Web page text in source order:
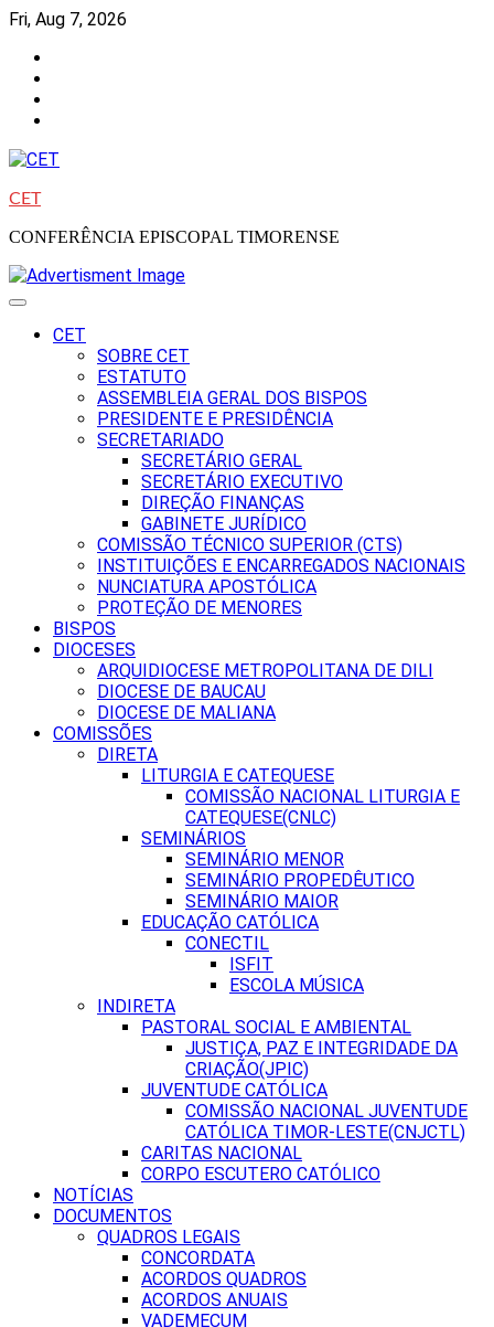
Skip
content
Fri, Aug 7, 2026
CET
CONFERÊNCIA EPISCOPAL TIMORENSE
CET
SOBRE CET
ESTATUTO
ASSEMBLEIA GERAL DOS BISPOS
PRESIDENTE E PRESIDÊNCIA
SECRETARIADO
SECRETÁRIO GERAL
SECRETÁRIO EXECUTIVO
DIREÇÃO FINANÇAS
GABINETE JURÍDICO
COMISSÃO TÉCNICO SUPERIOR (CTS)
INSTITUIÇÕES E ENCARREGADOS NACIONAIS
NUNCIATURA APOSTÓLICA
PROTEÇÃO DE MENORES
BISPOS
DIOCESES
ARQUIDIOCESE METROPOLITANA DE DILI
DIOCESE DE BAUCAU
DIOCESE DE MALIANA
COMISSÕES
DIRETA
LITURGIA E CATEQUESE
COMISSÃO NACIONAL LITURGIA E
CATEQUESE(CNLC)
SEMINÁRIOS
SEMINÁRIO MENOR
SEMINÁRIO PROPEDÊUTICO
SEMINÁRIO MAIOR
EDUCAÇÃO CATÓLICA
CONECTIL
ISFIT
ESCOLA MÚSICA
INDIRETA
PASTORAL SOCIAL E AMBIENTAL
JUSTIÇA, PAZ E INTEGRIDADE DA
CRIAÇÃO(JPIC)
JUVENTUDE CATÓLICA
COMISSÃO NACIONAL JUVENTUDE
CATÓLICA TIMOR-LESTE(CNJCTL)
CARITAS NACIONAL
CORPO ESCUTERO CATÓLICO
NOTÍCIAS
DOCUMENTOS
QUADROS LEGAIS
CONCORDATA
ACORDOS QUADROS
ACORDOS ANUAIS
VADEMECUM